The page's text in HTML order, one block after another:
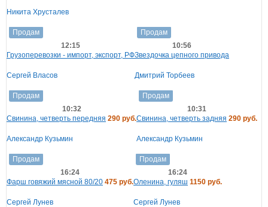
Никита Хрусталев
Продам
12:15
Грузоперевозки - импорт, экспорт, РФ
Сергей Власов
Продам
10:56
Звездочка цепного привода
Дмитрий Торбеев
Продам
10:32
Свинина, четверть передняя 290 руб.
Александр Кузьмин
Продам
10:31
Свинина, четверть задняя 290 руб.
Александр Кузьмин
Продам
16:24
Фарш говяжий мясной 80/20 475 руб.
Сергей Лунев
Продам
16:24
Оленина, гуляш 1150 руб.
Сергей Лунев